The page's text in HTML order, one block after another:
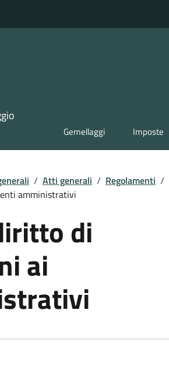
Gemellaggi Imposte
/ Atti generali / Regolamenti /
amministrativi
di
ai